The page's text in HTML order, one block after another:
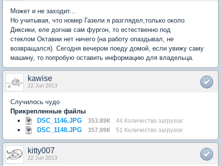
Может и не заходит...
Но учитывая, что номер Газели я разглядел,только около
Диксики, еле догнав сам фургон, то естественно под
стеклом Октавии нет ничего (на работу опаздывал, не
возвращался). Сегодня вечером поеду домой, если увижу саму
машину, то попробую оставить информацию для владельца.
kawise
22 Jun 2013
Случилось чудо
Прикрепленные файлы
DSC_1146.JPG
353.89К 44 Количество загрузок:
DSC_1148.JPG 357.99К 51 Количество загрузок:
kitty007
22 Jun 2013